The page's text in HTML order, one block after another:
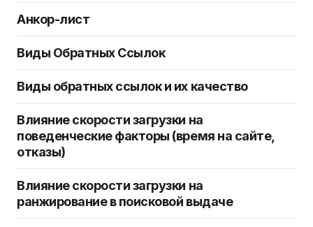
Анкор-лист
Виды Обратных Ссылок
Виды обратных ссылок и их качество
Влияние скорости загрузки на
поведенческие факторы (время на сайте,
отказы)
Влияние скорости загрузки на
ранжирование в поисковой выдаче